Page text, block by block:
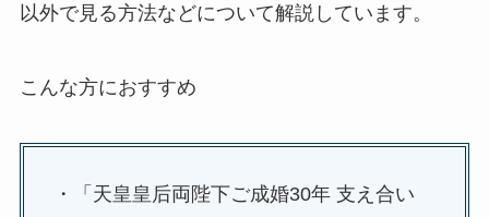
以外で見る方法などについて解説しています。
こんな方におすすめ
・「天皇皇后両陛下ご成婚30年 支え合い